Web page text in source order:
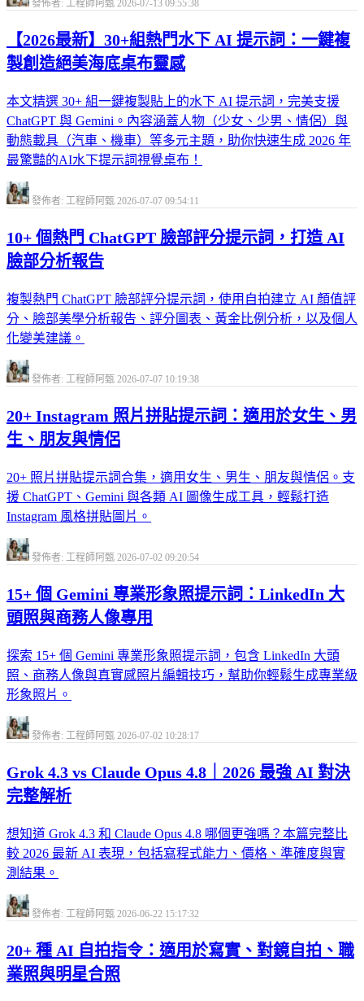
發佈者: 工程師阿甄 2026-07-13 09:55:38
【2026最新】30+組熱門水下 AI 提示詞：一鍵複
製創造絕美海底桌布靈感
本文精選 30+ 組一鍵複製貼上的水下 AI 提示詞，完美支援
ChatGPT 與 Gemini。內容涵蓋人物（少女、少男、情侶）與
動態載具（汽車、機車）等多元主題，助你快速生成 2026 年
最驚豔的AI水下提示詞視覺桌布！
發佈者: 工程師阿甄 2026-07-07 09:54:11
10+ 個熱門 ChatGPT 臉部評分提示詞，打造 AI
臉部分析報告
複製熱門 ChatGPT 臉部評分提示詞，使用自拍建立 AI 顏值評
分、臉部美學分析報告、評分圖表、黃金比例分析，以及個人
化變美建議。
發佈者: 工程師阿甄 2026-07-07 10:19:38
20+ Instagram 照片拼貼提示詞：適用於女生、男
生、朋友與情侶
20+ 照片拼貼提示詞合集，適用女生、男生、朋友與情侶。支
援 ChatGPT、Gemini 與各類 AI 圖像生成工具，輕鬆打造
Instagram 風格拼貼圖片。
發佈者: 工程師阿甄 2026-07-02 09:20:54
15+ 個 Gemini 專業形象照提示詞：LinkedIn 大
頭照與商務人像專用
探索 15+ 個 Gemini 專業形象照提示詞，包含 LinkedIn 大頭
照、商務人像與真實感照片編輯技巧，幫助你輕鬆生成專業級
形象照片。
發佈者: 工程師阿甄 2026-07-02 10:28:17
Grok 4.3 vs Claude Opus 4.8｜2026 最強 AI 對決
完整解析
想知道 Grok 4.3 和 Claude Opus 4.8 哪個更強嗎？本篇完整比
較 2026 最新 AI 表現，包括寫程式能力、價格、準確度與實
測結果。
發佈者: 工程師阿甄 2026-06-22 15:17:32
20+ 種 AI 自拍指令：適用於寫實、對鏡自拍、職
業照與明星合照